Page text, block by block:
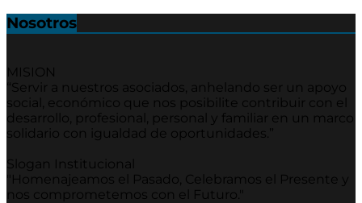
Nosotros
MISION
“Servir a nuestros asociados, anhelando ser un apoyo
social, económico que nos posibilite contribuir con el
desarrollo, profesional, personal y familiar en un marco
solidario con igualdad de oportunidades.”
Slogan Institucional
"Homenajeamos el Pasado, Celebramos el Presente y
nos comprometemos con el Futuro."